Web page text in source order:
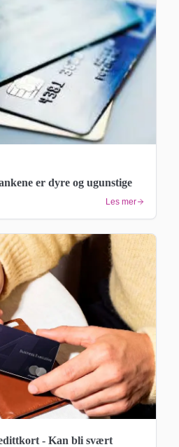
er dyre og ugunstige
Les mer
- Kan bli svært